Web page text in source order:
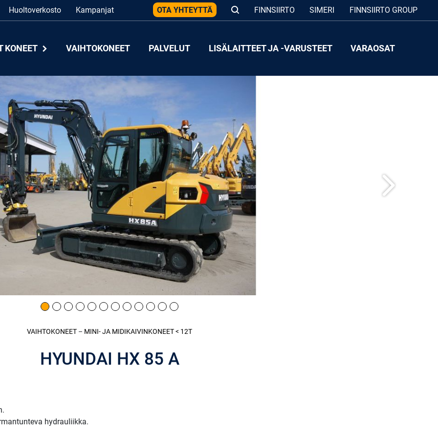
Huoltoverkosto Kampanjat OTA YHTEYTTÄ FINNSIIRTO SIMERI FINNSIIRTO GROUP
KONEET VAIHTOKONEET PALVELUT LISÄLAITTEET JA -VARUSTEET VARAOSAT
Seuraava
VAIHTOKONEET – MINI- JA MIDI­KAIVINKONEET < 12T
HYUNDAI HX 85 A
hydrauliikka.